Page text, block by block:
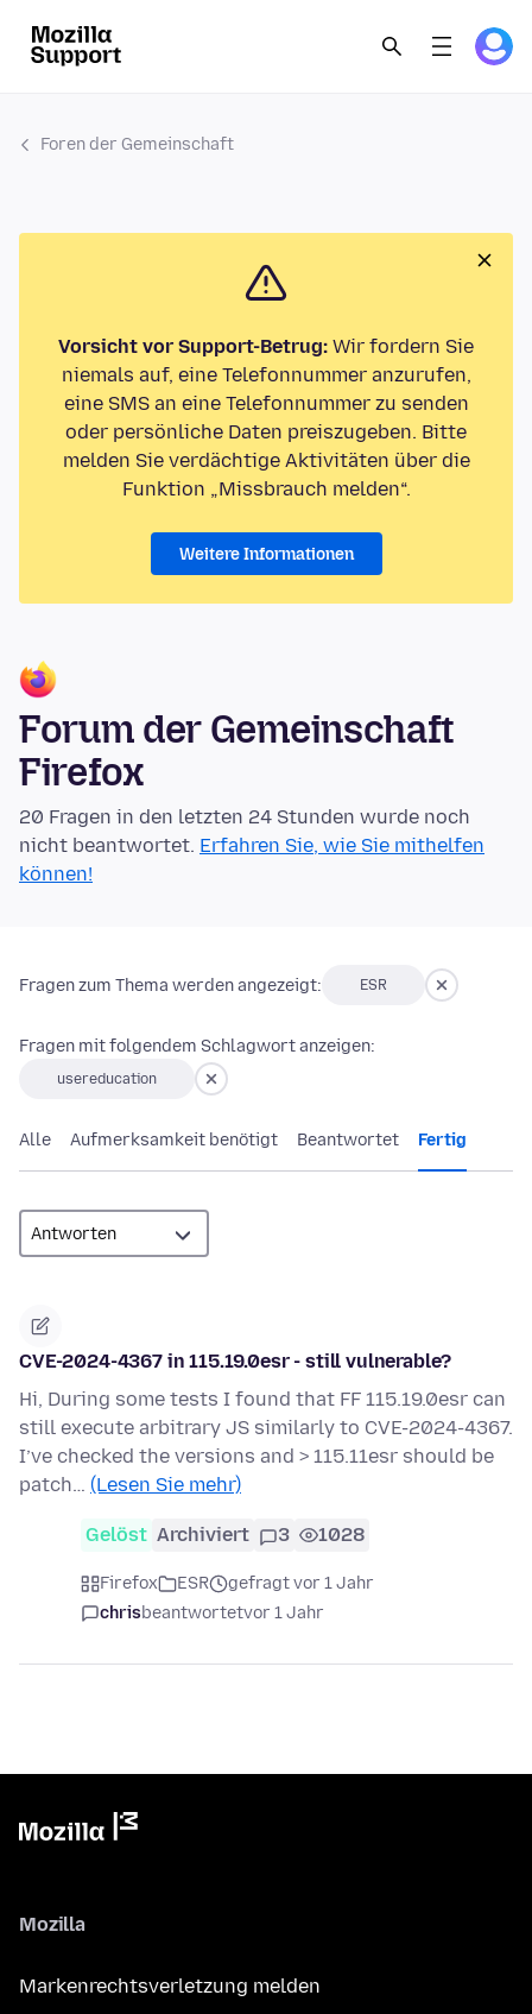
Foren der Gemeinschaft
Vorsicht vor Support-Betrug: Wir fordern Sie
niemals auf, eine Telefonnummer anzurufen,
eine SMS an eine Telefonnummer zu senden
oder persönliche Daten preiszugeben. Bitte
melden Sie verdächtige Aktivitäten über die
Funktion „Missbrauch melden“.
Weitere Informationen
Forum der Gemeinschaft
Firefox
20 Fragen in den letzten 24 Stunden wurde noch
nicht beantwortet. Erfahren Sie, wie Sie mithelfen
können!
Fragen zum Thema werden angezeigt: ESR
Fragen mit folgendem Schlagwort anzeigen:
usereducation
Alle Aufmerksamkeit benötigt Beantwortet Fertig
CVE-2024-4367 in 115.19.0esr - still vulnerable?
Hi, During some tests I found that FF 115.19.0esr can
still execute arbitrary JS similarly to CVE-2024-4367.
I’ve checked the versions and > 115.11esr should be
patch… (Lesen Sie mehr)
Gelöst Archiviert 3 1028
Firefox ESR
gefragt vor 1 Jahr
chrisbeantwortetvor 1 Jahr
Mozilla
Markenrechtsverletzung melden